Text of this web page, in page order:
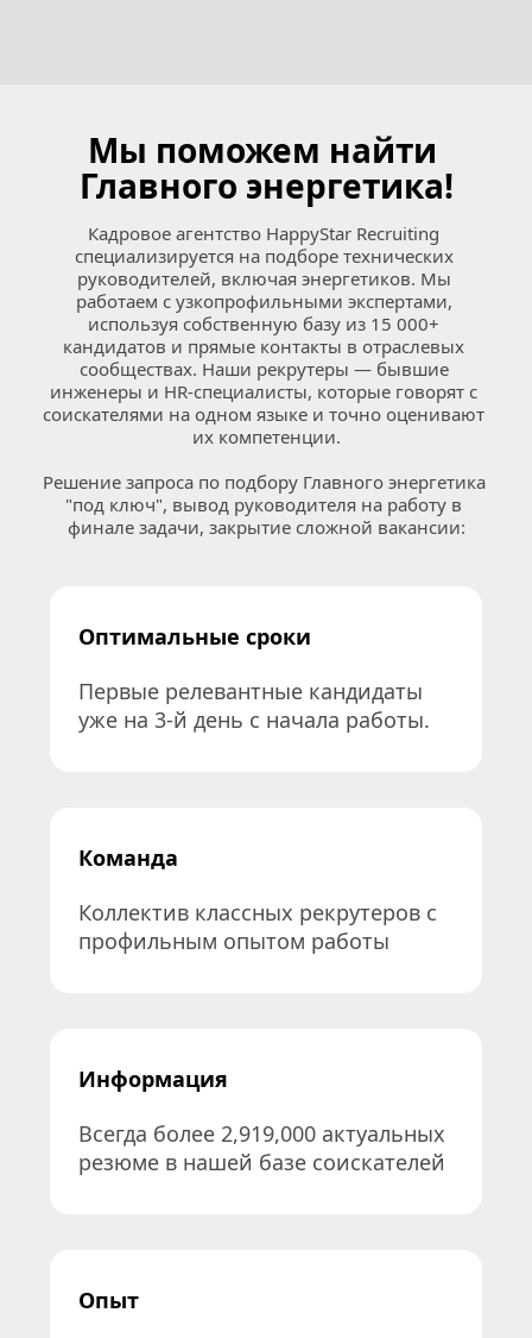
Мы поможем найти
Главного энергетика!
Кадровое агентство HappyStar Recruiting
специализируется на подборе технических
руководителей, включая энергетиков. Мы
работаем с узкопрофильными экспертами,
используя собственную базу из 15 000+
кандидатов и прямые контакты в отраслевых
сообществах. Наши рекрутеры — бывшие
инженеры и HR-специалисты, которые говорят с
соискателями на одном языке и точно оценивают
их компетенции.
Решение запроса по подбору Главного энергетика
"под ключ", вывод руководителя на работу в
финале задачи, закрытие сложной вакансии:
Оптимальные сроки
Первые релевантные кандидаты
уже на 3-й день с начала работы.
Команда
Коллектив классных рекрутеров с
профильным опытом работы
Информация
Всегда более 2,919,000 актуальных
резюме в нашей базе соискателей
Опыт